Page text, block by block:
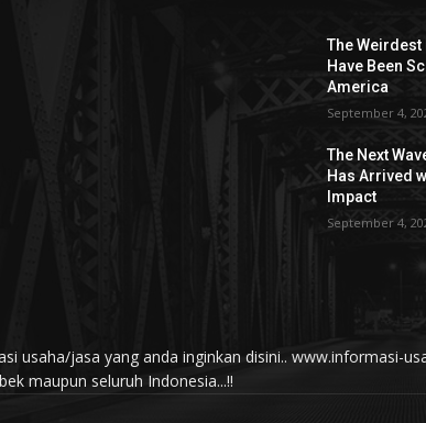
The
Have Been
America
September 4,
The Next
Has Arrived
Impact
September 4,
usaha/jasa yang anda inginkan disini..
maupun seluruh Indonesia...!!